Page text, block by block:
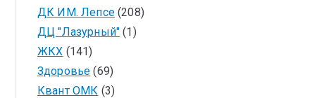
ДК ИМ. Лепсе(208)
ДЦ "Лазурный" (1)
ЖКХ (141)
Здоровье (69)
Квант ОМК (3)